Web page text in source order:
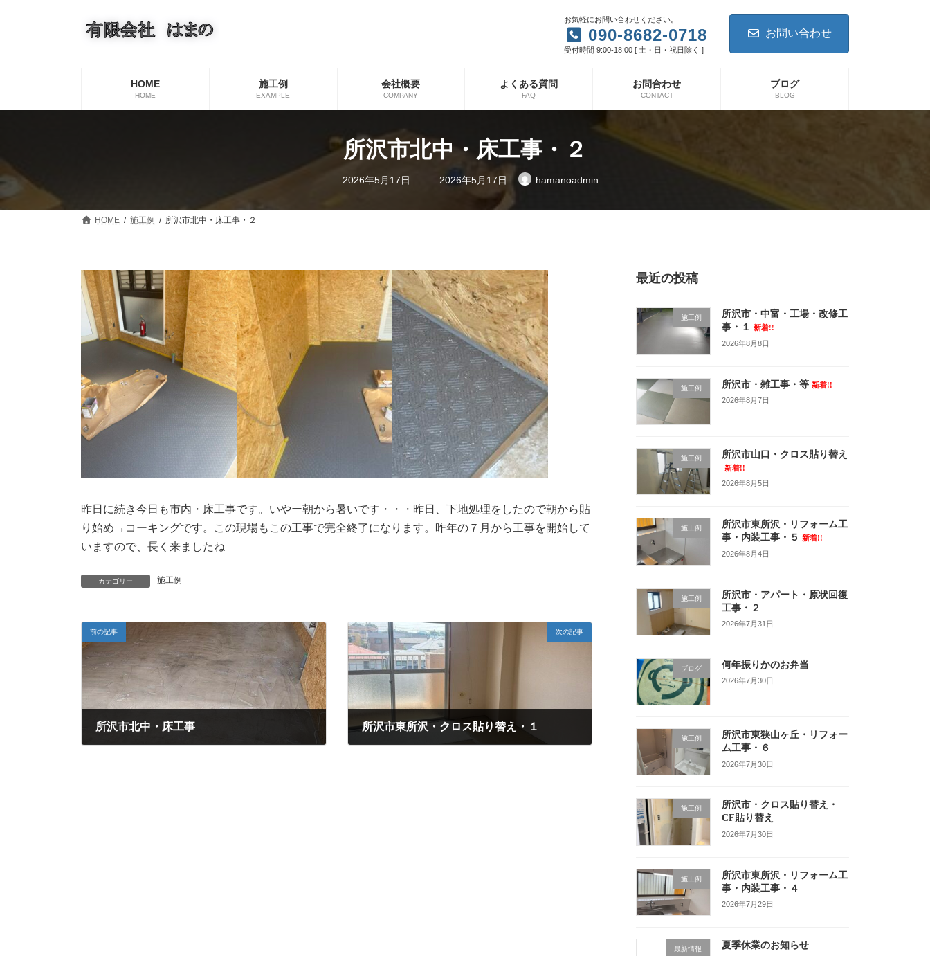
キ
に
お気軽にお問い合わせください。
090-8682-0718
受付時間 9:00-18:00 [ 土・日・祝日除く ]
お問い合わせ
HOME
HOME
施工例
EXAMPLE
会社概要
COMPANY
よくある質問
FAQ
お問合わせ
CONTACT
ブログ
BLOG
所沢市北中・床工事・２
2026年5月17日
最
終
日
2026年5月17日 hamanoadmin
HOME 施工例 所沢市北中・床工事・２
昨日に続き今日も市内・床工事です。いやー朝から暑いです・・・昨日、下地処理をしたので朝から貼
り始め→コーキングです。この現場もこの工事で完全終了になります。昨年の７月から工事を開始して
いますので、長く来ましたね
カテゴリー 施工例
前の記事
所沢市北中・床工事
次の記事
所沢市東所沢・クロス貼り替え・１
最近の投稿
施工例
所沢市・中富・工場・改修工
事・１
新着!!
2026年8月8日
施工例 所沢市・雑工事・等 新着!!
2026年8月7日
施工例 所沢市山口・クロス貼り替え
新着!!
2026年8月5日
施工例
所沢市東所沢・リフォーム工
事・内装工事・５
新着!!
2026年8月4日
施工例
所沢市・アパート・原状回復
工事・２
2026年7月31日
ブログ 何年振りかのお弁当
2026年7月30日
施工例
所沢市東狭山ヶ丘・リフォー
ム工事・６
2026年7月30日
施工例
所沢市・クロス貼り替え・
CF貼り替え
2026年7月30日
施工例
所沢市東所沢・リフォーム工
事・内装工事・４
2026年7月29日
最新情報 夏季休業のお知らせ